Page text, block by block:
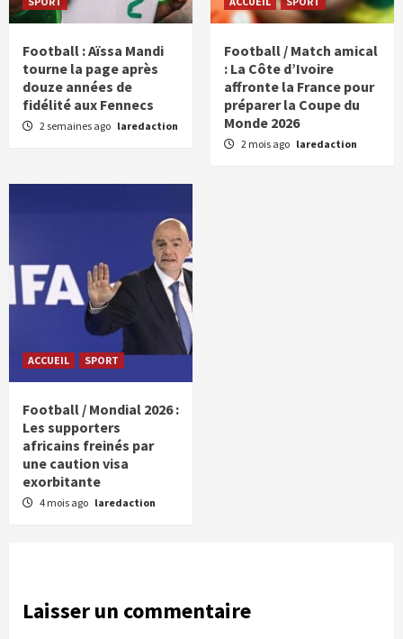
Football : Aïssa Mandi
tourne la page après
douze années de
fidélité aux Fennecs
2 semaines ago laredaction
Football / Match amical
: La Côte d’Ivoire
affronte la France pour
préparer la Coupe du
Monde 2026
2 mois ago laredaction
ACCUEIL SPORT
Football / Mondial 2026 :
Les supporters
africains freinés par
une caution visa
exorbitante
4 mois ago laredaction
Laisser un commentaire